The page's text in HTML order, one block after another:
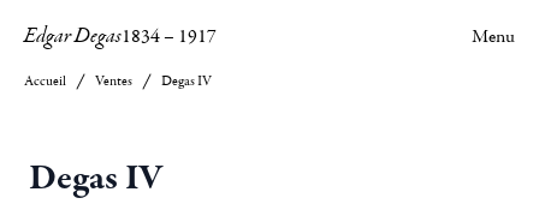
Edgar Degas1834– 1917 Menu
Accueil Ventes Degas IV
Degas IV